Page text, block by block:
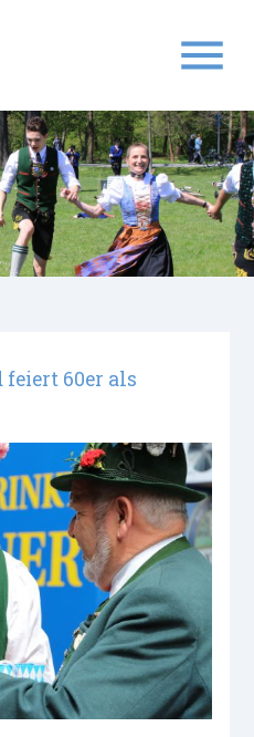
menu
SUCHEN
60er als